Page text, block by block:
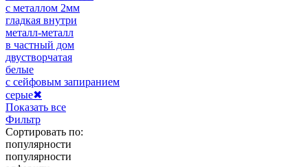
с металлом 2мм
гладкая внутри
металл-металл
в частный дом
двустворчатая
белые
с сейфовым запиранием
серые✖
Показать все
Фильтр
Сортировать по:
популярности
популярности